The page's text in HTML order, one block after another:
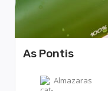
As Pontis
Almazaras